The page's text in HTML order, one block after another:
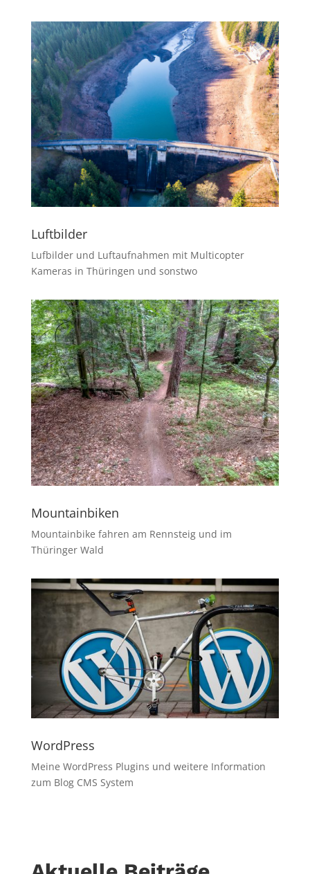
Luftbilder
Lufbilder und Luftaufnahmen mit Multicopter
Kameras in Thüringen und sonstwo
Mountainbiken
Mountainbike fahren am Rennsteig und im
Thüringer Wald
WordPress
Meine WordPress Plugins und weitere Information
zum Blog CMS System